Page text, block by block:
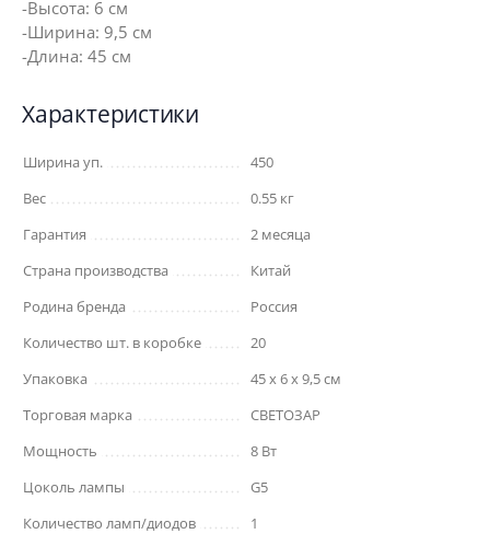
-Высота: 6 см
-Ширина: 9,5 см
-Длина: 45 см
Характеристики
Ширина уп.
450
Вес
0.55 кг
Гарантия
2 месяца
Страна производства
Китай
Родина бренда
Россия
Количество шт. в коробке
20
Упаковка
45 x 6 x 9,5 см
Торговая марка
СВЕТОЗАР
Мощность
8 Вт
Цоколь лампы
G5
Количество ламп/диодов
1